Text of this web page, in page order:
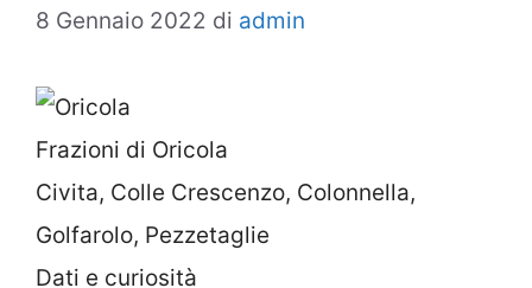
8 Gennaio 2022 di admin
Frazioni di Oricola
Civita, Colle Crescenzo, Colonnella,
Golfarolo, Pezzetaglie
Dati e curiosità